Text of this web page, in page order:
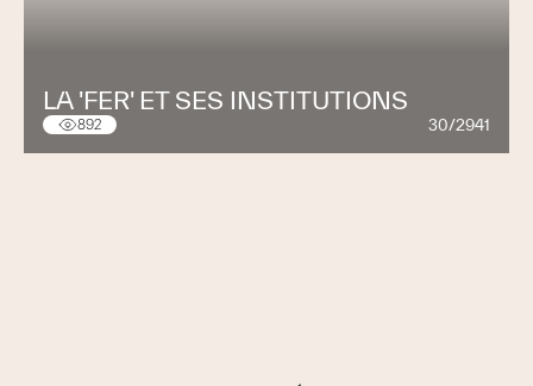
LA 'FER' ET SES INSTITUTIONS
892 30/2941